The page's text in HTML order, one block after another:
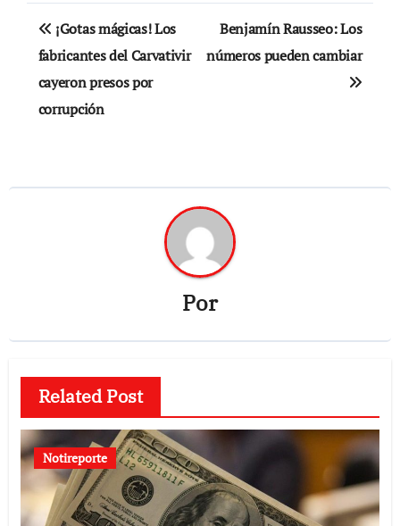
Navegación
de
entradas
¡Gotas mágicas! Los
fabricantes del Carvativir
cayeron presos por
corrupción
Benjamín Rausseo: Los
números pueden cambiar
Por
Related Post
Notireporte